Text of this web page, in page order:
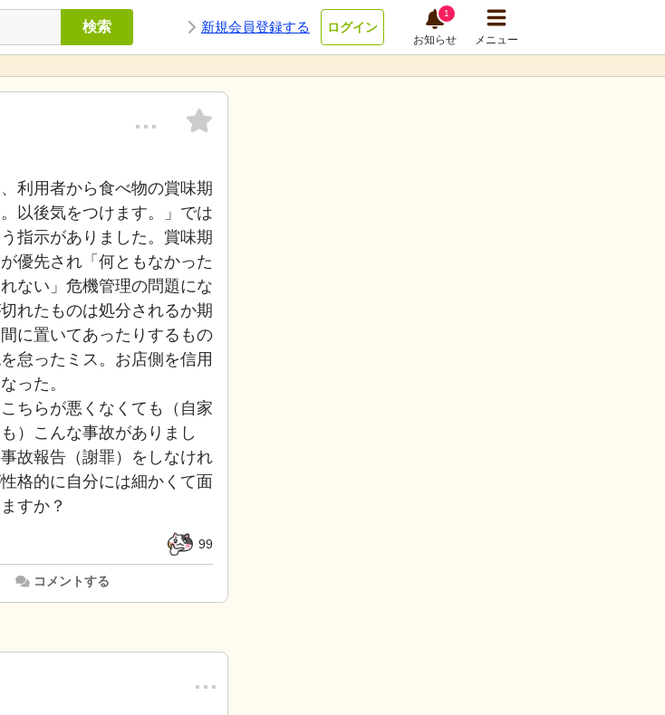
検索 新規会員登録する ログイン
1
お知らせ メニュー
…
利用者から食べ物の賞味期
以後気をつけます。」では
指示がありました。賞味期
優先され「何ともなかった
ない」危機管理の問題にな
れたものは処分されるか期
に置いてあったりするもの
怠ったミス。お店側を信用
った。
ちらが悪くなくても（自家
）こんな事故がありまし
故報告（謝罪）をしなけれ
格的に自分には細かくて面
すか？
99
コメントする
…